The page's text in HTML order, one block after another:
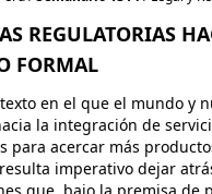
REGULATORIAS
FORMAL
en el que el mundo y
la integración de
para acercar más
imperativo dejar